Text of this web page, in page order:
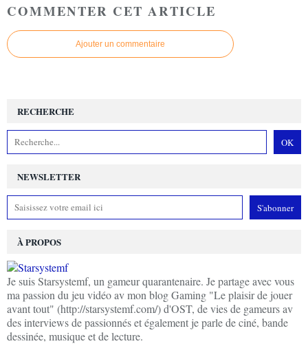
COMMENTER CET ARTICLE
Ajouter un commentaire
NEWSLETTER
RECHERCHE
À PROPOS
Je suis Starsystemf, un gameur quarantenaire. Je partage avec vous
ma passion du jeu vidéo av mon blog Gaming "Le plaisir de jouer
avant tout" (http://starsystemf.com/) d'OST, de vies de gameurs av
des interviews de passionnés et également je parle de ciné, bande
dessinée, musique et de lecture.